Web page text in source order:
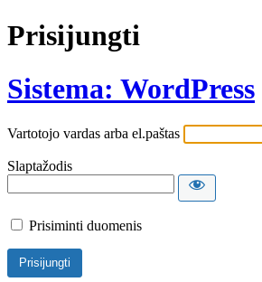
Prisijungti
Sistema: WordPress
Vartotojo vardas arba el.paštas
Slaptažodis
Prisiminti duomenis